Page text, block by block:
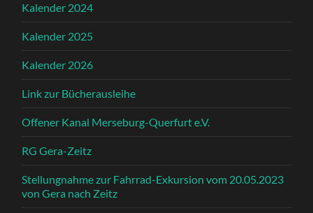
Kalender 2024
Kalender 2025
Kalender 2026
Link zur Bücherausleihe
Offener Kanal Merseburg-Querfurt e.V.
RG Gera-Zeitz
Stellungnahme zur Fahrrad-Exkursion vom 20.05.2023
von Gera nach Zeitz